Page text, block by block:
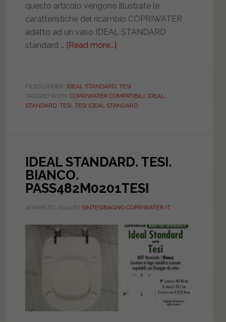
questo articolo vengono illustrate le
caratteristiche del ricambio COPRIWATER
adatto ad un vaso IDEAL STANDARD
standard … [Read more...]
TESI.
DUROPLAST.
ASTFSE172702TESI
FILED UNDER: IDEAL STANDARD, TESI
TAGGED WITH: COPRIWATER COMPATIBILI IDEAL
STANDARD, TESI TESI IDEAL STANDARD
IDEAL STANDARD. TESI.
BIANCO.
PASS482M0201TESI
18 MARZO, 2019BY SINTESIBAGNO COPRIWATER.IT